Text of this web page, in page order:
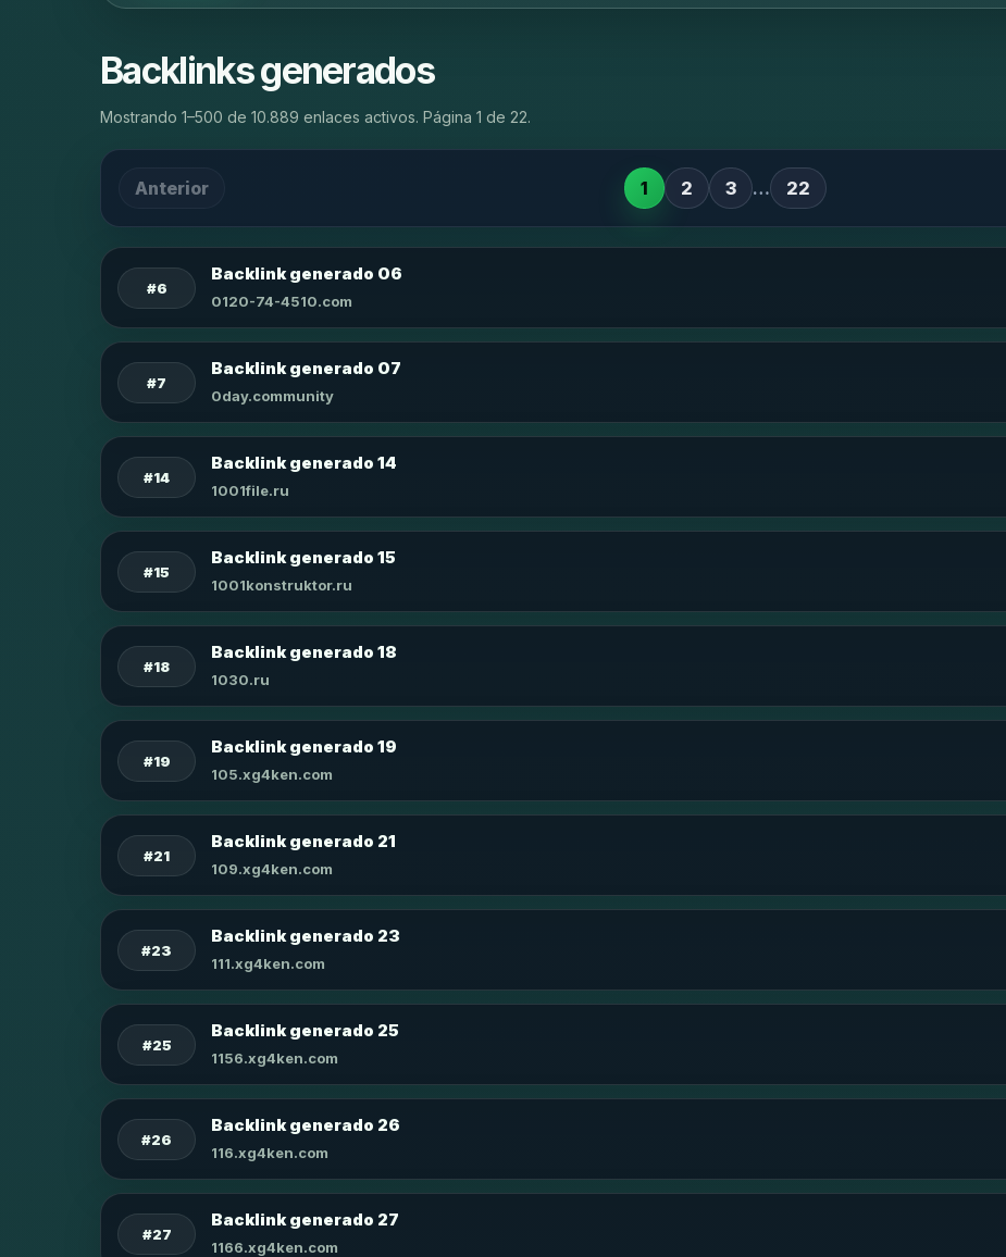
Backlinks generados
Mostrando 1–500 de 10.889 enlaces activos. Página 1 de 22.
Anterior 1 2 3 … 22
#6
Backlink generado 06
0120-74-4510.com
#7
Backlink generado 07
0day.community
#14
Backlink generado 14
1001file.ru
#15
Backlink generado 15
1001konstruktor.ru
#18
Backlink generado 18
1030.ru
#19
Backlink generado 19
105.xg4ken.com
#21
Backlink generado 21
109.xg4ken.com
#23
Backlink generado 23
111.xg4ken.com
#25
Backlink generado 25
1156.xg4ken.com
#26
Backlink generado 26
116.xg4ken.com
#27
Backlink generado 27
1166.xg4ken.com